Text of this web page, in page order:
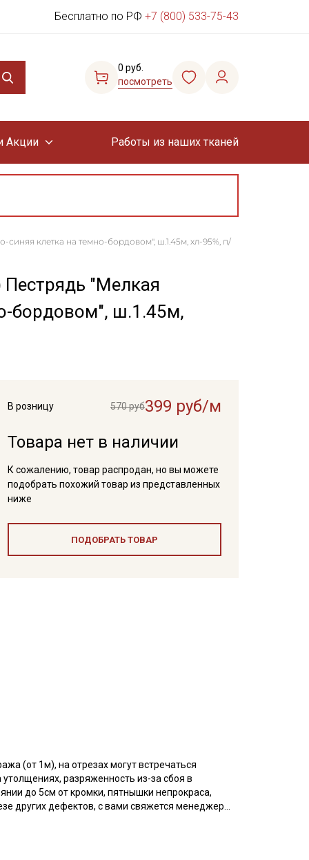
Бесплатно по РФ +7 (800) 533-75-43
0 руб.
посмотреть
Акции Работы из наших тканей
клетка на темно-бордовом", ш.1.45м, хл-95%, п/
Пестрядь "Мелкая
бордовом", ш.1.45м,
В розницу 570 руб399 руб/м
Товара нет в наличии
К сожалению, товар распродан, но вы можете
подобрать похожий товар из представленных
ниже
ПОДОБРАТЬ ТОВАР
(от 1м), на отрезах могут встречаться
разряженность из-за сбоя в
до 5см от кромки, пятнышки непрокраса,
других дефектов, с вами свяжется менеджер